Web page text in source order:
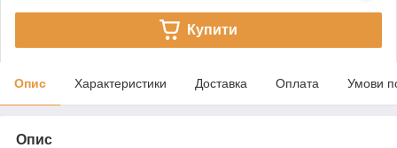
Купити
Опис Характеристики Доставка Оплата Умови
Опис